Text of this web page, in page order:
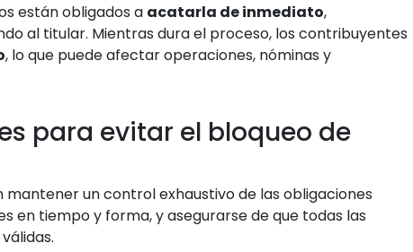
están obligados a acatarla de inmediato,
al titular. Mientras dura el proceso, los contribuyentes
, lo que puede afectar operaciones, nóminas y
para evitar el bloqueo de
un control exhaustivo de las obligaciones
en tiempo y forma, y asegurarse de que todas las